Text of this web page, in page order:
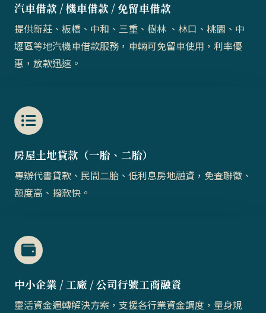
汽車借款 / 機車借款 / 免留車借款​
提供新莊、板橋、中和、三重、樹林 、林口、桃園、中
壢區等地汽機車借款服務，車輛可免留車使用，利率優
惠，放款迅速。
房屋土地貸款（一胎、二胎）​​
專辦代書貸款、民間二胎、低利息房地融資，免查聯徵、
額度高、撥款快。
中小企業 / 工廠 / 公司行號工商融資
靈活資金週轉解決方案，支援各行業資金調度，量身規